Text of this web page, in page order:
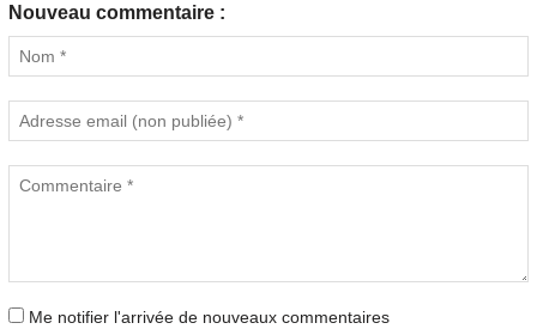
Nouveau commentaire :
Me notifier l'arrivée de nouveaux commentaires